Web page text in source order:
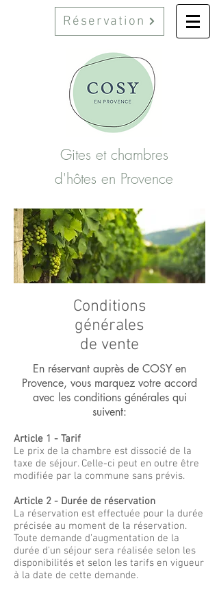
Réservation
Gites et chambres
d'hôtes en Provence
Conditions
générales
de vente
En réservant auprès de COSY en
Provence, vous marquez votre accord
avec les conditions générales qui
suivent:
Article 1 - Tarif
Le prix de la chambre est dissocié de la
taxe de séjour. Celle-ci peut en outre être
modifiée par la commune sans prévis.
Article 2 - Durée de réservation
La réservation est effectuée pour la durée
précisée au moment de la réservation.
Toute demande d’augmentation de la
durée d'un séjour sera réalisée selon les
disponibilités et selon les tarifs en vigueur
à la date de cette demande.